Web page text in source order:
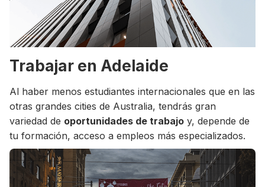
Trabajar en Adelaide
Al haber menos estudiantes internacionales que en las
otras grandes cities de Australia, tendrás gran
variedad de oportunidades de trabajo y, depende de
tu formación, acceso a empleos más especializados.